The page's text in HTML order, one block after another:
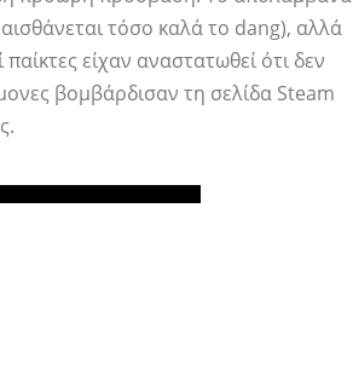
τόσο καλά το dang), αλλά
είχαν αναστατωθεί ότι δεν
βομβάρδισαν τη σελίδα Steam